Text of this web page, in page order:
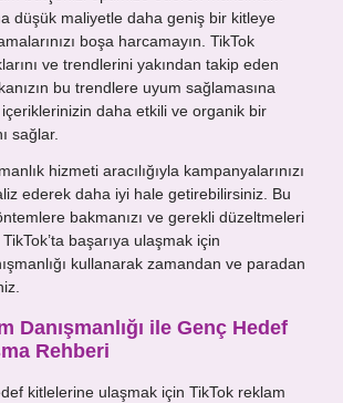
düşük maliyetle daha geniş bir kitleye
boşa harcamayın. TikTok
ve trendlerini yakından takip eden
bu trendlere uyum sağlamasına
içeriklerinizin daha etkili ve organik bir
sağlar.
hizmeti aracılığıyla kampanyalarınızı
ederek daha iyi hale getirebilirsiniz. Bu
bakmanızı ve gerekli düzeltmeleri
başarıya ulaşmak için
kullanarak zamandan ve paradan
Danışmanlığı ile Genç Hedef
Rehberi
kitlelerine ulaşmak için TikTok reklam